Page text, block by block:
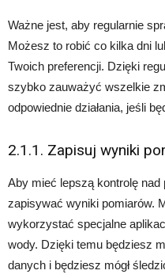
Ważne jest, aby regularnie
Możesz to robić co kilka dni
Twoich preferencji. Dzięki
szybko zauważyć wszelkie
odpowiednie działania, jeśli
2.1.1. Zapisuj wyniki
Aby mieć lepszą kontrolę
zapisywać wyniki pomiarów.
wykorzystać specjalne
wody. Dzięki temu będziesz
danych i będziesz mógł